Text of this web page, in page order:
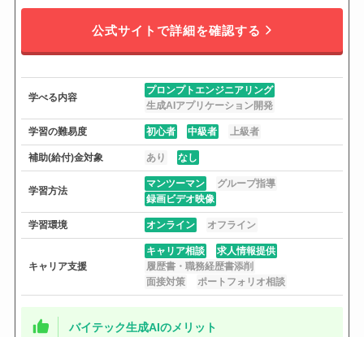
公式サイトで詳細を確認する
学べる内容
プロンプトエンジニアリング
生成AIアプリケーション開発
学習の難易度 初心者 中級者 上級者
補助(給付)金対象 あり なし
学習方法
マンツーマン
グループ指導
録画ビデオ映像
学習環境 オンライン オフライン
キャリア支援
キャリア相談
求人情報提供
履歴書・職務経歴書添削
面接対策
ポートフォリオ相談
バイテック生成AIのメリット